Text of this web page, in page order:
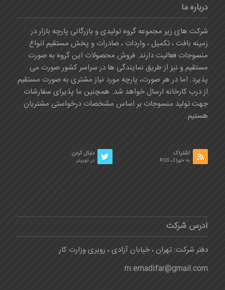
درباره ما
شرکت های زیر مجموعه گروه تولیدی و بازرگانی پارچه بازار در
زمینه بافت ، تکمیل ، واردات ، صادرات و پخش مستقیم انواع
منسوجات فعالیت دارند. فروش محصولات این گروه به صورت
مستقیم و نیز از طریق نمایندگی ها در سراسر کشور صورت می
پذیرد. اما در هر صورت، پارچه مورد نیاز مشتری به صورت مستقیم
از درب کارخانه ارسال خواهد شد. همچنین ما پذیرای سفارشات
جهت تولید منسوجات بر اساس مشخصات درخواستی مشتریان
هستیم.
دنبال کردن
در توییتر
اشتراک
به خوراک RSS
آدرس شرکت
دفتر شرکت: تهران ، خیابان آزادی ، روبری وزارت کار
m.emadifar@gmail.com